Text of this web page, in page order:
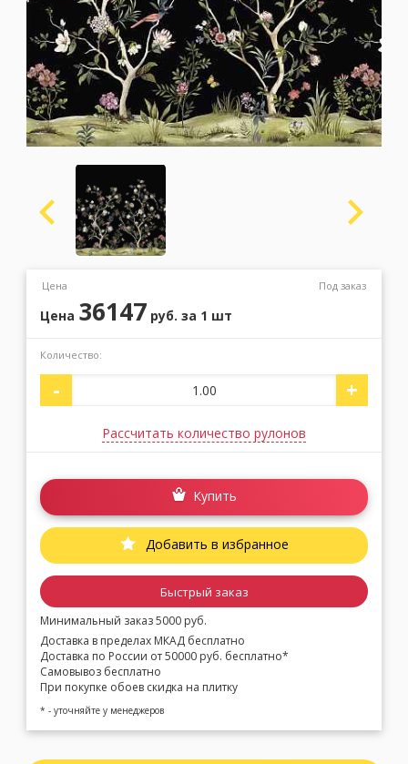
Москва (сменить город)
Заказать обратный звонок
Цена Под заказ
Цена 36147 руб. за 1 шт
Количество:
- +
Рассчитать количество рулонов
Купить
Добавить в избранное
Быстрый заказ
Минимальный заказ 5000 руб.
Доставка в пределах МКАД бесплатно
Доставка по России от 50000 руб. бесплатно*
Самовывоз бесплатно
При покупке обоев скидка на плитку
* - уточняйте у менеджеров